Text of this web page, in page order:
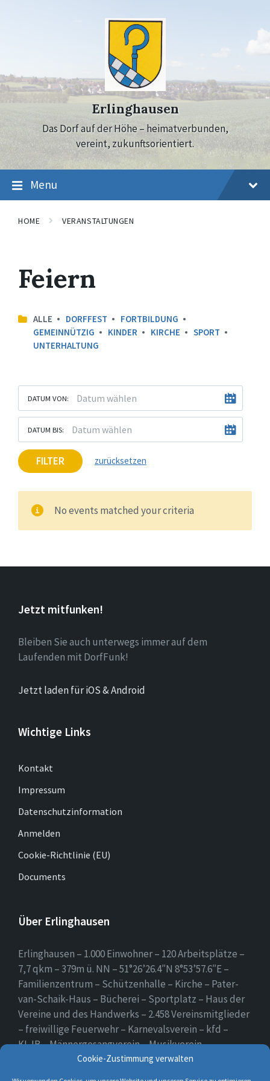
Cookie-Zustimmung verwalten
Erlinghausen
Das Dorf auf der Höhe – heimatverbunden,
vereint, zukunftsorientiert.
Menu
HOME VERANSTALTUNGEN
Feiern
ALLE DORFFEST
FORTBILDUNG
GEMEINNÜTZIG
KINDER KIRCHE
SPORT
UNTERHALTUNG
DATUM VON:
DATUM BIS:
FILTER zurücksetzen
No events matched your criteria
Jetzt mitfunken!
Bleiben Sie auch unterwegs immer auf dem
Laufenden mit DorfFunk!
Jetzt laden für iOS & Android
Wichtige Links
Kontakt
Impressum
Datenschutzinformation
Anmelden
Cookie-Richtlinie (EU)
Documents
Über Erlinghausen
Erlinghausen – 1.000 Einwohner – 120 Arbeitsplätze –
7,7 qkm – 379m ü. NN – 51°26’26.4″N 8°53’57.6″E –
Familienzentrum – Schützenhalle – Kirche – Pater-
van-Schaik-Haus – Bücherei – Sportplatz – Haus der
Vereine und des Handwerks – 2.458 Vereinsmitglieder
– freiwillige Feuerwehr – Karnevalsverein – kfd –
KLJB – Männergesangverein – Musikverein –
Schützenverein – Sportverein – Use Erlingsen – das